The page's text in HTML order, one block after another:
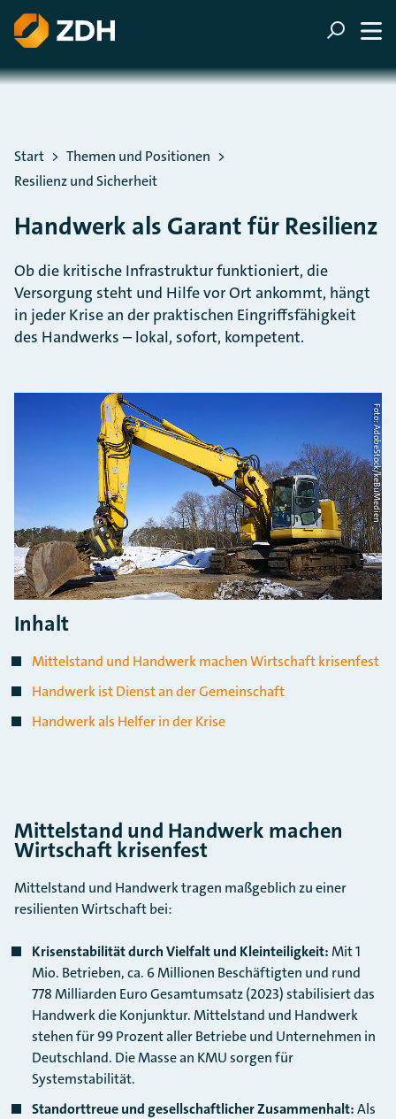
ZUM HAUPTINHALT SPRINGEN
ZUR SUCHE SPRINGEN
Sie befinden sich hier:
Start
Themen und Positionen
Resilienz und Sicherheit
Handwerk als Garant für Resilienz
Ob die kritische Infrastruktur funktioniert, die
Versorgung steht und Hilfe vor Ort ankommt, hängt
in jeder Krise an der praktischen Eingriffsfähigkeit
des Handwerks – lokal, sofort, kompetent.
Foto: AdobeStock/keBuMedien
Inhalt
Mittelstand und Handwerk machen Wirtschaft krisenfest
Handwerk ist Dienst an der Gemeinschaft
Handwerk als Helfer in der Krise
Mittelstand und Handwerk machen
Wirtschaft krisenfest
Mittelstand und Handwerk tragen maßgeblich zu einer
resilienten Wirtschaft bei:
Krisenstabilität durch Vielfalt und Kleinteiligkeit:Mit 1
Mio. Betrieben, ca. 6 Millionen Beschäftigten und rund
778 Milliarden Euro Gesamtumsatz (2023) stabilisiert das
Handwerk die Konjunktur. Mittelstand und Handwerk
stehen für 99 Prozent aller Betriebe und Unternehmen in
Deutschland. Die Masse an KMU sorgen für
Systemstabilität.
Standorttreue und gesellschaftlicher Zusammenhalt:Als